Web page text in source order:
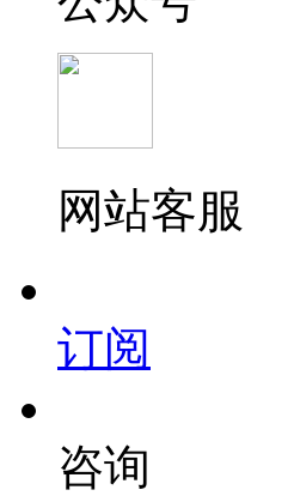
网站客服
订阅
咨询